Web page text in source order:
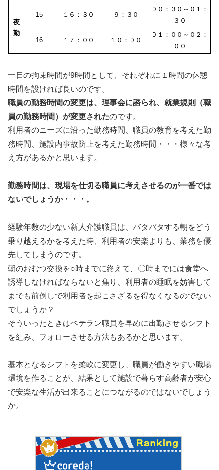
夜
勤
15 １６：３０ ９：３０
００：３０～０１：
３０
16 １７：００ １０：００
０１：００～０２：
００
一日の拘束時間が9時間として、それぞれに１時間の休憩
時間を設ければ良いのです。
職員の勤務時間の変更は、理事会に諮られ、就業規則（職
員の勤務時間）が変更されたのです。
利用者のニーズに沿った勤務時間、職員の教育を考えた勤
務時間、施設内事故防止を考えた勤務時間・・・様々な考
え方があるかと思います。
勤務時間は、現場を仕切る職員に考えさせるのが一番では
ないでしょうか・・・。
経験年数の少ない新人介護職員は、バタバタする朝をどう
乗り越えるかを考えた時、利用者の安楽よりも、業務を優
先してしまうのです。
朝のおむつ交換を○時までに終えて、〇時までには食堂へ
誘導しなければならないと焦り、利用者の睡眠を妨害して
までも前倒しで利用者を起こさざるを得なくなるのでない
でしょうか？
そういったときはベテラン職員を早めに出勤させるシフト
を組み、フォローさせる方法もあるかと思います。
基本となるシフトを柔軟に変更し、職員が働きやすい職場
環境を作ることが、結果として施設で暮らす高齢者が安心
で安楽な生活が出来ることにつながるのではないでしょう
か。